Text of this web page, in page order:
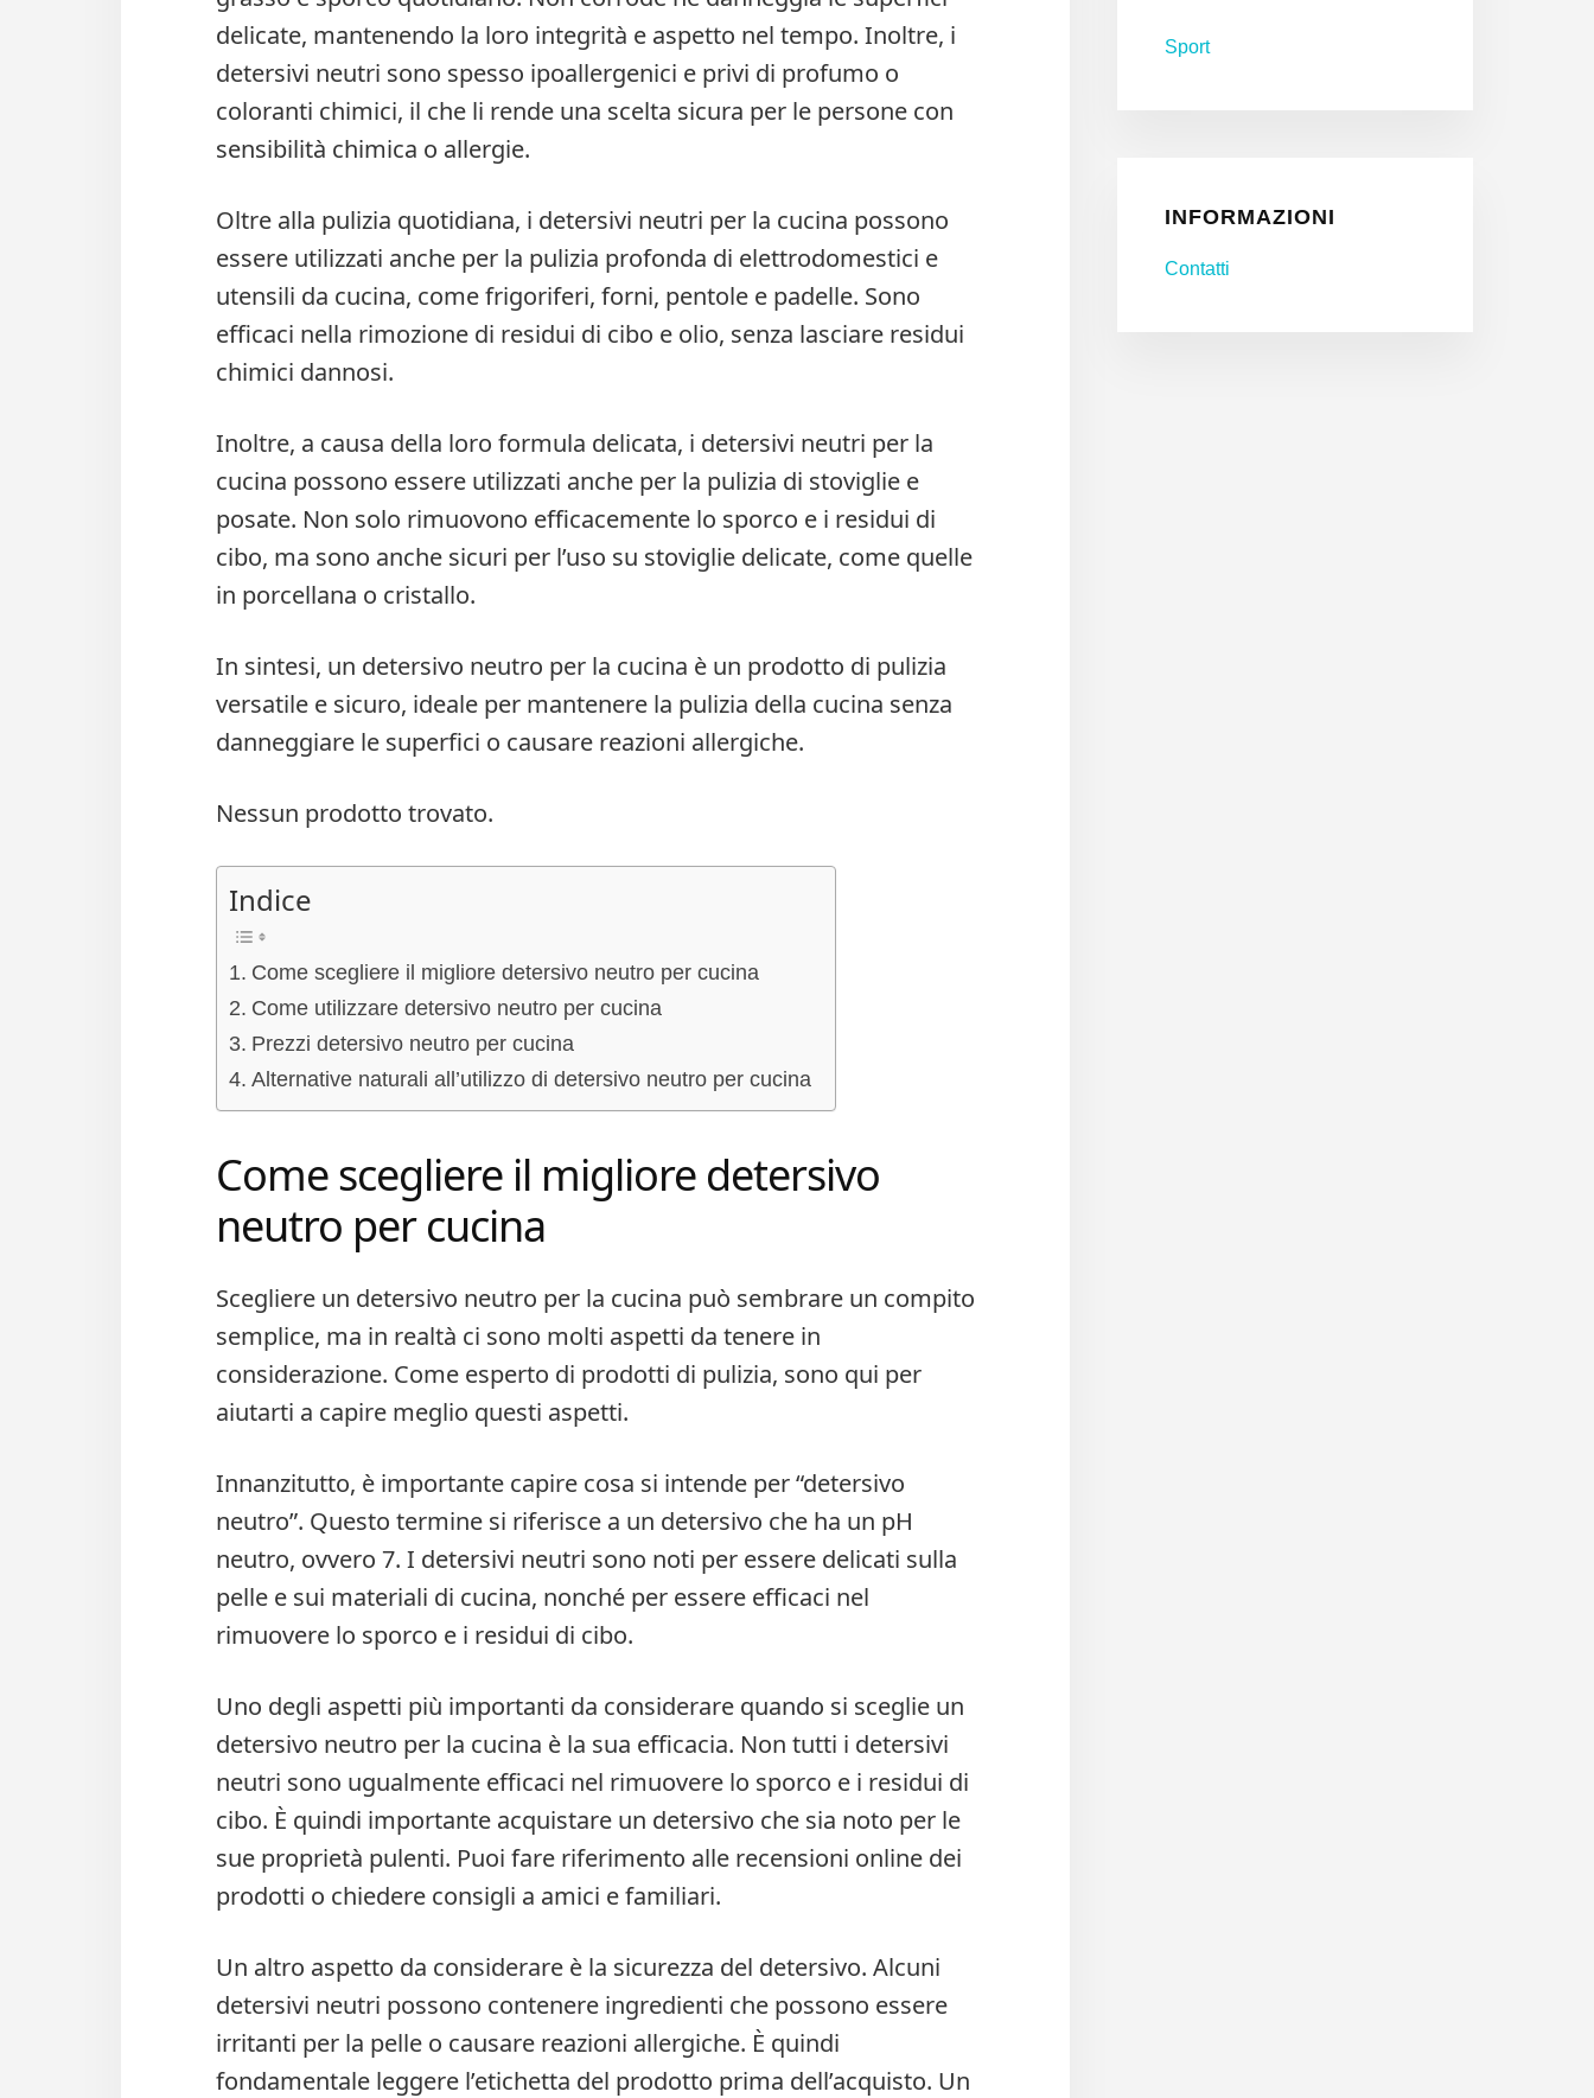
delicate, mantenendo la loro integrità e aspetto nel tempo. Inoltre, i
detersivi neutri sono spesso ipoallergenici e privi di profumo o
coloranti chimici, il che li rende una scelta sicura per le persone con
sensibilità chimica o allergie.
Oltre alla pulizia quotidiana, i detersivi neutri per la cucina possono
essere utilizzati anche per la pulizia profonda di elettrodomestici e
utensili da cucina, come frigoriferi, forni, pentole e padelle. Sono
efficaci nella rimozione di residui di cibo e olio, senza lasciare residui
chimici dannosi.
Inoltre, a causa della loro formula delicata, i detersivi neutri per la
cucina possono essere utilizzati anche per la pulizia di stoviglie e
posate. Non solo rimuovono efficacemente lo sporco e i residui di
cibo, ma sono anche sicuri per l’uso su stoviglie delicate, come quelle
in porcellana o cristallo.
In sintesi, un detersivo neutro per la cucina è un prodotto di pulizia
versatile e sicuro, ideale per mantenere la pulizia della cucina senza
danneggiare le superfici o causare reazioni allergiche.
Nessun prodotto trovato.
Indice
Come scegliere il migliore detersivo neutro per cucina
Come utilizzare detersivo neutro per cucina
Prezzi detersivo neutro per cucina
Alternative naturali all’utilizzo di detersivo neutro per cucina
Come scegliere il migliore detersivo
neutro per cucina
Scegliere un detersivo neutro per la cucina può sembrare un compito
semplice, ma in realtà ci sono molti aspetti da tenere in
considerazione. Come esperto di prodotti di pulizia, sono qui per
aiutarti a capire meglio questi aspetti.
Innanzitutto, è importante capire cosa si intende per “detersivo
neutro”. Questo termine si riferisce a un detersivo che ha un pH
neutro, ovvero 7. I detersivi neutri sono noti per essere delicati sulla
pelle e sui materiali di cucina, nonché per essere efficaci nel
rimuovere lo sporco e i residui di cibo.
Uno degli aspetti più importanti da considerare quando si sceglie un
detersivo neutro per la cucina è la sua efficacia. Non tutti i detersivi
neutri sono ugualmente efficaci nel rimuovere lo sporco e i residui di
cibo. È quindi importante acquistare un detersivo che sia noto per le
sue proprietà pulenti. Puoi fare riferimento alle recensioni online dei
prodotti o chiedere consigli a amici e familiari.
Un altro aspetto da considerare è la sicurezza del detersivo. Alcuni
detersivi neutri possono contenere ingredienti che possono essere
irritanti per la pelle o causare reazioni allergiche. È quindi
fondamentale leggere l’etichetta del prodotto prima dell’acquisto. Un
Sport
INFORMAZIONI
Contatti